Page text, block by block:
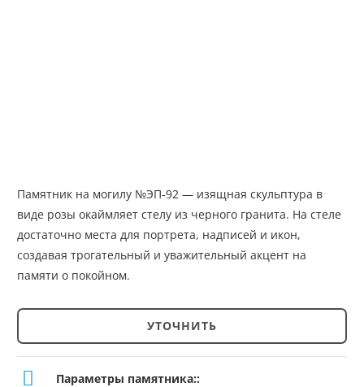
Памятник на могилу №ЭП-92 — изящная скульптура в
виде розы окаймляет стелу из черного гранита. На стеле
достаточно места для портрета, надписей и икон,
создавая трогательный и уважительный акцент на
памяти о покойном.
Количество
товара
УТОЧНИТЬ
Параметры памятника::